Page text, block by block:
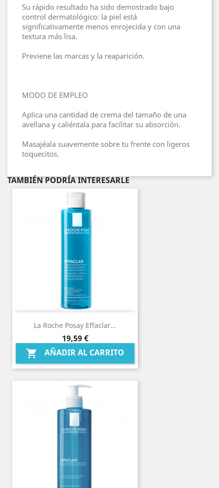
Su rápido resultado ha sido demostrado bajo
control dermatológico: la piel está
significativamente menos enrojecida y con una
textura más lisa.
Previene las marcas y la reaparición.
MODO DE EMPLEO
Aplica una cantidad de crema del tamaño de una
avellana y caliéntala para facilitar su absorción.
Masajéala suavemente sobre tu frente con ligeros
toquecitos.
TAMBIÉN PODRÍA INTERESARLE
La Roche Posay Effaclar...
Precio
19,59 €
 AÑADIR AL CARRITO